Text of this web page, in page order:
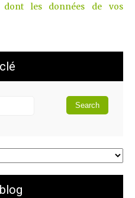
les données de vos